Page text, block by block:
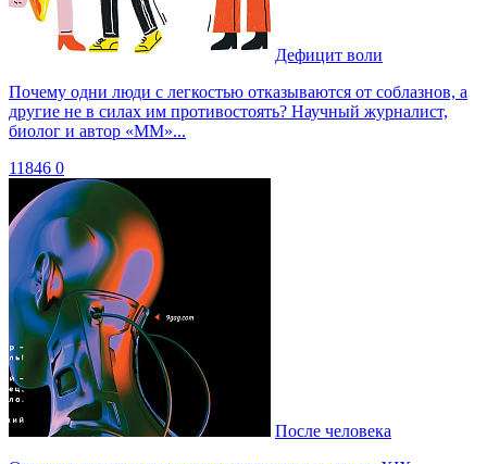
Дефицит воли
Почему одни люди с легкостью отказываются от соблазнов, а
другие не в силах им противостоять? Научный журналист,
биолог и автор «ММ»...
11846 0
После человека